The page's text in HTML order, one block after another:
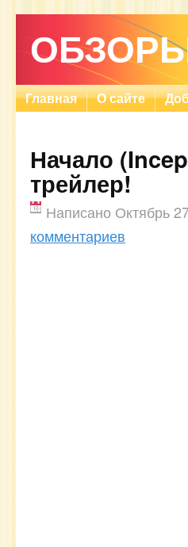
Главная О сайте
Начало
трейлер!
Написано Октябрь
комментариев